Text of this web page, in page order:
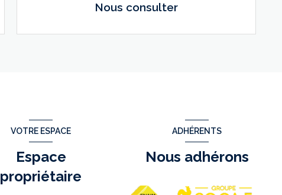
Nous consulter
VOTRE ESPACE
Espace
propriétaire
ADHÉRENTS
Nous adhérons